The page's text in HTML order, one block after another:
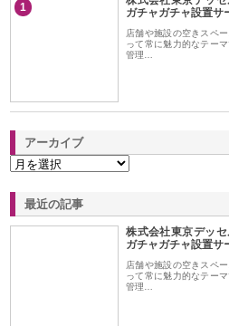
1
ガチャガチャ設置サ
店舗や施設の空きスペ
って常に魅力的なテー
管理…
アーカイブ
最近の記事
株式会社東京デッ
ガチャガチャ設置サ
店舗や施設の空きスペ
って常に魅力的なテー
管理…